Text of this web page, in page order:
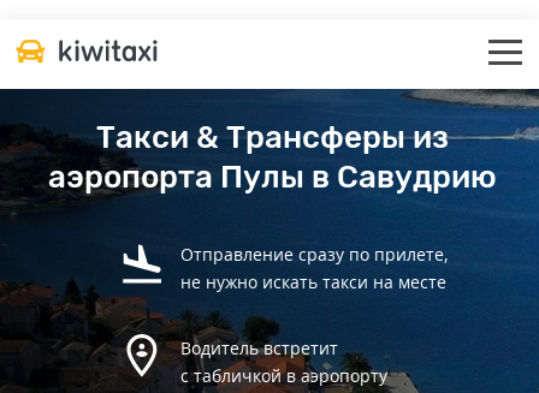
Такси & Трансферы из
аэропорта Пулы в Савудрию
Отправление сразу по прилете,
не нужно искать такси на месте
Водитель встретит
с табличкой в аэропорту